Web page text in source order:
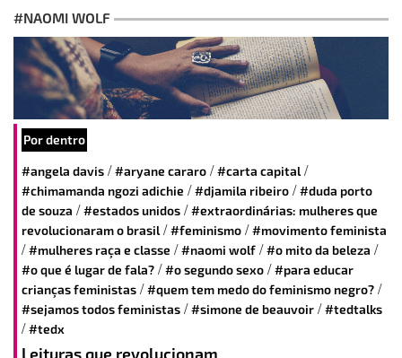
#NAOMI WOLF
Por dentro
#angela davis /#aryane cararo /#carta capital/
#chimamanda ngozi adichie /#djamila ribeiro /#duda porto
de souza /#estados unidos /#extraordinárias: mulheres que
revolucionaram o brasil/#feminismo /#movimento feminista
/#mulheres raça e classe /#naomi wolf /#o mito da beleza /
#o que é lugar de fala? /#o segundo sexo /#para educar
crianças feministas /#quem tem medo do feminismo negro? /
#sejamos todos feministas /#simone de beauvoir /#tedtalks
/#tedx
Leituras que revolucionam